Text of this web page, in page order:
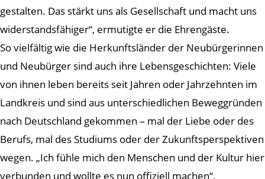
gestalten. Das stärkt uns als Gesellschaft und macht uns
widerstandsfähiger“, ermutigte er die Ehrengäste.
So vielfältig wie die Herkunftsländer der Neubürgerinnen
und Neubürger sind auch ihre Lebensgeschichten: Viele
von ihnen leben bereits seit Jahren oder Jahrzehnten im
Landkreis und sind aus unterschiedlichen Beweggründen
nach Deutschland gekommen – mal der Liebe oder des
Berufs, mal des Studiums oder der Zukunftsperspektiven
wegen. „Ich fühle mich den Menschen und der Kultur hier
verbunden und wollte es nun offiziell machen“,